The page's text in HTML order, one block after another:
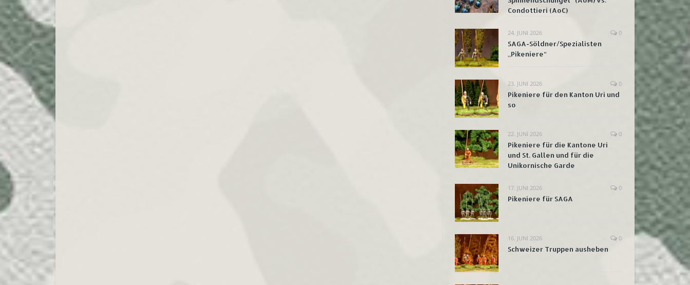
Condottieri (AoC)
24. JUNI 2026 0
SAGA-Söldner/Spezialisten
„Pikeniere“
23. JUNI 2026 0
Pikeniere für den Kanton Uri und
so
22. JUNI 2026 0
Pikeniere für die Kantone Uri
und St. Gallen und für die
Unikornische Garde
17. JUNI 2026 0
Pikeniere für SAGA
16. JUNI 2026 0
Schweizer Truppen ausheben